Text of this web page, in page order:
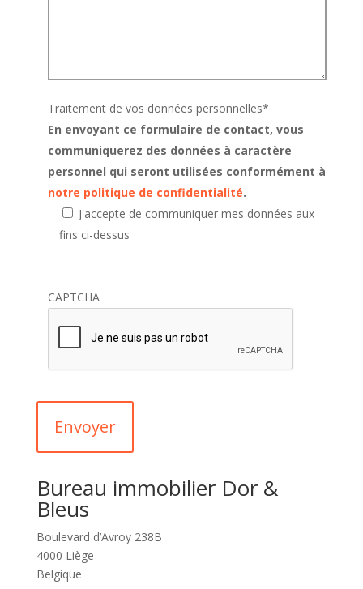
Traitement de vos données personnelles*
En envoyant ce formulaire de contact, vous
communiquerez des données à caractère
personnel qui seront utilisées conformément à
notre politique de confidentialité.
J'accepte de communiquer mes données aux
fins ci-dessus
CAPTCHA
Bureau immobilier Dor &
Bleus
Boulevard d’Avroy 238B
4000 Liège
Belgique